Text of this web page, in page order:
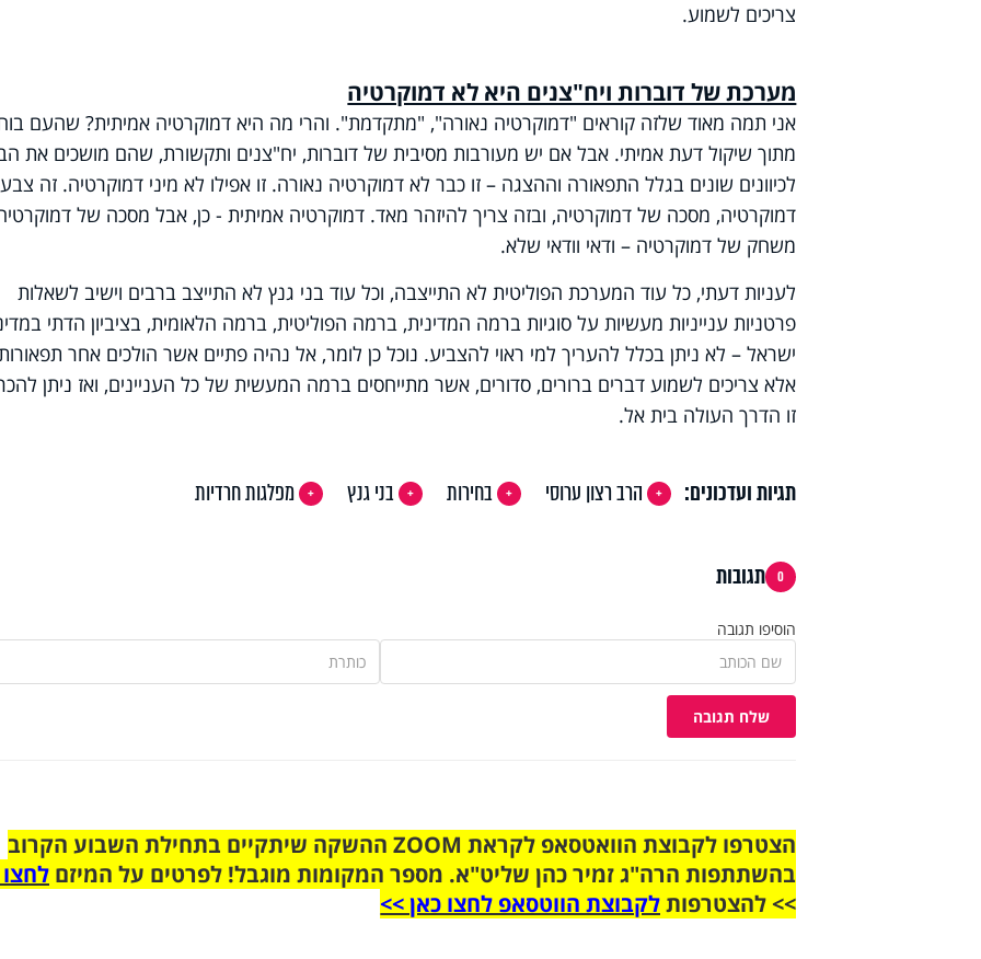
צריכים לשמוע.
מערכת של דוברות ויח"צנים היא לא דמוקרטיה
אני תמה מאוד שלזה קוראים "דמוקרטיה נאורה", "מתקדמת". והרי מה היא דמוקרטיה אמיתית? שהעם
מתוך שיקול דעת אמיתי. אבל אם יש מעורבות מסיבית של דוברות, יח"צנים ותקשורת, שהם מושכים את
לכיוונים שונים בגלל התפאורה וההצגה – זו כבר לא דמוקרטיה נאורה. זו אפילו לא מיני דמוקרטיה. זה
דמוקרטיה, מסכה של דמוקרטיה, ובזה צריך להיזהר מאד. דמוקרטיה אמיתית - כן, אבל מסכה של
משחק של דמוקרטיה – ודאי וודאי שלא.
לעניות דעתי, כל עוד המערכת הפוליטית לא התייצבה, וכל עוד בני גנץ לא התייצב ברבים וישיב לשאלות
פרטניות ענייניות מעשיות על סוגיות ברמה המדינית, ברמה הפוליטית, ברמה הלאומית, בציביון הדתי
ישראל – לא ניתן בכלל להעריך למי ראוי להצביע. נוכל כן לומר, אל נהיה פתיים אשר הולכים אחר
אלא צריכים לשמוע דברים ברורים, סדורים, אשר מתייחסים ברמה המעשית של כל העניינים, ואז ניתן
זו הדרך העולה בית אל.
תגיות ועדכונים: הרב רצון ערוסי בחירות בני גנץ מפלגות חרדיות
0 תגובות
הוסיפו תגובה
שלח תגובה
הצטרפו לקבוצת הוואטסאפ לקראת ZOOM ההשקה שיתקיים בתחילת השבוע הקרוב
בהשתתפות הרה"ג זמיר כהן שליט"א. מספר המקומות מוגבל! לפרטים על המיזם
>> להצטרפותלקבוצת הווטסאפ לחצו כאן >>